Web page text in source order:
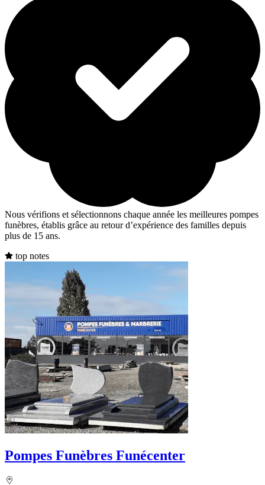
Nous vérifions et sélectionnons chaque année les meilleures pompes
funèbres, établis grâce au retour d’expérience des familles depuis
plus de 15 ans.
top notes
Pompes Funèbres Funécenter